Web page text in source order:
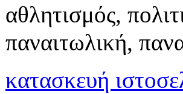
αθλητισμός,
παναιτωλική,
κατασκευή